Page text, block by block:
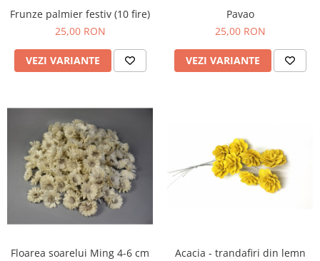
Frunze palmier festiv (10 fire)
25,00 RON
VEZI VARIANTE
Pavao
25,00 RON
VEZI VARIANTE
Floarea soarelui Ming 4-6 cm
Acacia - trandafiri din lemn